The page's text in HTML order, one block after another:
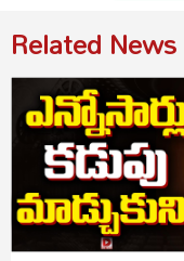
Related News